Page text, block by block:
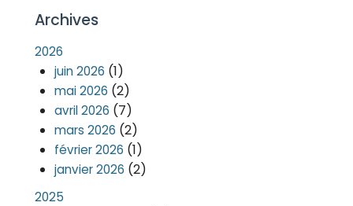
Archives
2026
juin 2026 (1)
mai 2026 (2)
avril 2026 (7)
mars 2026 (2)
février 2026 (1)
janvier 2026 (2)
2025